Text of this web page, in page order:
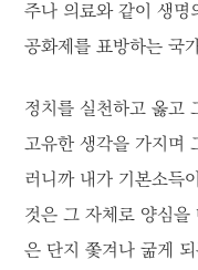
주나 의료와 같이 생
공화제를 표방하는 국
정치를 실천하고 옳고
고유한 생각을 가지며
러니까 내가 기본소득
것은 그 자체로 양심
은 단지 쫓겨나 굶게